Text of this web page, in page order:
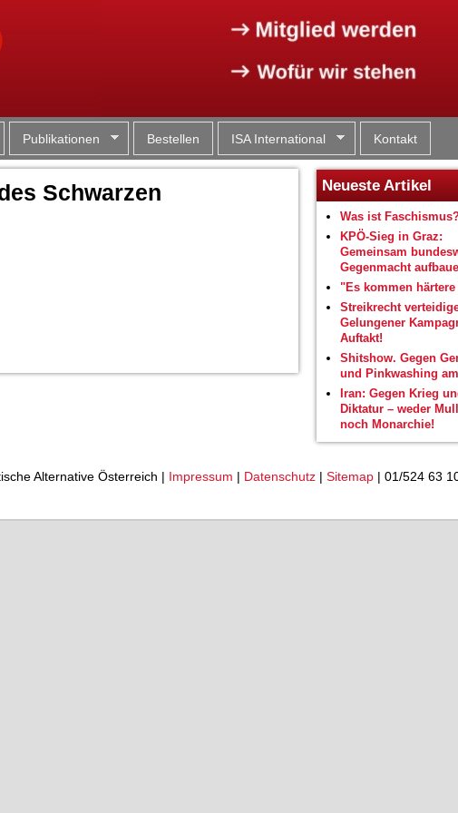
Publikationen Bestellen ISA International Kontakt
Schwarzen
Neueste Artikel
Was ist
KPÖ-Sieg in Graz:
Gemeinsam
Gegenmacht
"Es kommen härtere
Streikrecht
Gelungener
Auftakt!
Shitshow. Gegen
und Pinkwashing
Iran: Gegen Krieg
Diktatur – weder
noch Monarchie!
Alternative Österreich | Impressum | Datenschutz | Sitemap | 01/524 63